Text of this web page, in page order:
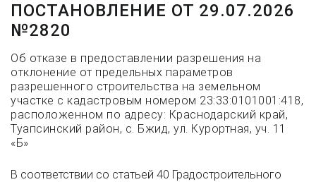
ПОСТАНОВЛЕНИЕ ОТ 29.07.2026
№2820
Об отказе в предоставлении разрешения на
отклонение от предельных параметров
разрешенного строительства на земельном
участке с кадастровым номером 23:33:0101001:418,
расположенном по адресу: Краснодарский край,
Туапсинский район, с. Бжид, ул. Курортная, уч. 11
«Б»
В соответствии со статьей 40 Градостроительного